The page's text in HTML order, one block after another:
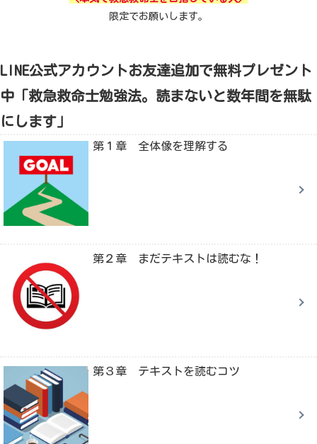
限定でお願いします。
LINE公式アカウントお友達追加で無料プレゼント
中「救急救命士勉強法。読まないと数年間を無駄
にします」
第１章 全体像を理解する
第２章 まだテキストは読むな！
第３章 テキストを読むコツ